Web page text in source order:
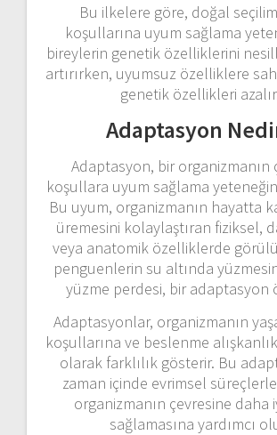
Bu ilkelere göre, doğal
koşullarına uyum sağlama
bireylerin genetik özelliklerini
artırırken, uyumsuz özelliklere
genetik özellikleri
Adaptasyon
Adaptasyon, bir organizmanın
koşullara uyum sağlama
Bu uyum, organizmanın hayatta
üremesini kolaylaştıran fiziksel,
veya anatomik özelliklerde
penguenlerin su altında
yüzme perdesi, bir adaptasyon
Adaptasyonlar, organizmanın
koşullarına ve beslenme
olarak farklılık gösterir. Bu
zaman içinde evrimsel
organizmanın çevresine daha
sağlamasına yardımcı